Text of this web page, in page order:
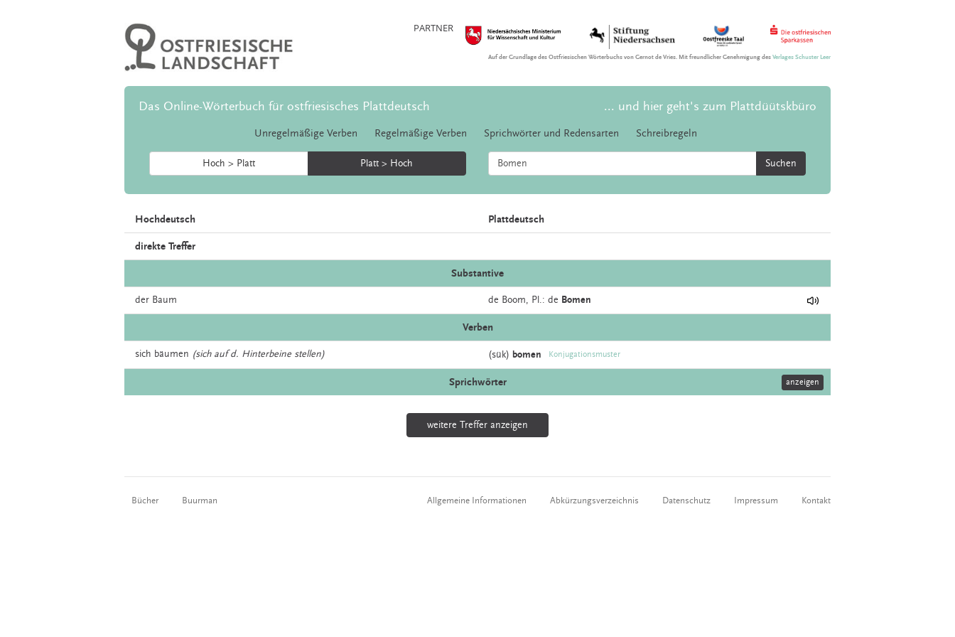
PARTNER
Auf der Grundlage des Ostfriesischen Wörterbuchs von Gernot de Vries. Mit freundlicher Genehmigung desVerlages Schuster Leer
Das Online-Wörterbuch für ostfriesisches Plattdeutsch ... und hier geht's zum Plattdüütskbüro
Unregelmäßige Verben Regelmäßige Verben Sprichwörter und Redensarten Schreibregeln
Hoch > Platt Platt > Hoch Suchen
Hochdeutsch Plattdeutsch
direkte Treffer
Substantive
der Baum de Boom, Pl.: de Bomen
Verben
sich bäumen (sich auf d. Hinterbeine stellen) (sük) bomen Konjugationsmuster
Sprichwörter anzeigen
weitere Treffer anzeigen
Bücher Buurman Allgemeine Informationen Abkürzungsverzeichnis Datenschutz Impressum Kontakt